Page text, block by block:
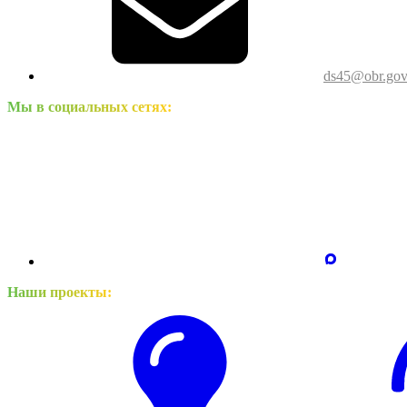
Мы в социальных сетях:
Наши проекты: